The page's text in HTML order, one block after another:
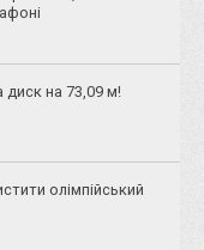
диск на 73,09 м!
олімпійський